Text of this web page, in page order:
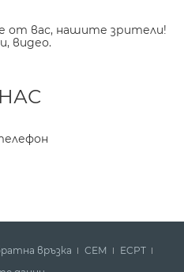
от вас, нашите зрители!
видео.
връзка СЕМ
ECPT